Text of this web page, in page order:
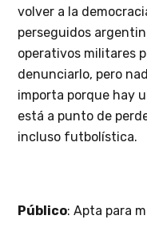
volver a la
perseguidos
operativos militares
denunciarlo, pero
importa porque hay
está a punto de
incluso futbolística.
Público: Apta para